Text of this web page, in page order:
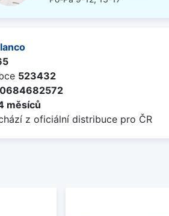
523432
měsíců
z oficiální distribuce pro ČR